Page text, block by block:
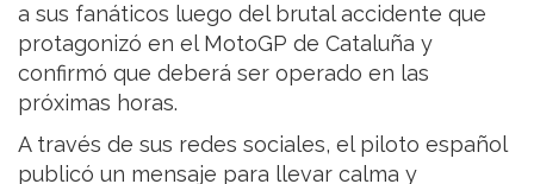
a sus fanáticos luego del brutal accidente que
protagonizó en el MotoGP de Cataluña y
confirmó que deberá ser operado en las
próximas horas.
A través de sus redes sociales, el piloto español
publicó un mensaje para llevar calma y